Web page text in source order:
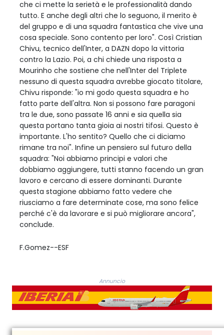
che ci mette la serietà e le professionalità dando
tutto. E anche degli altri che lo seguono, il merito è
del gruppo e di una squadra fantastica che vive una
cosa speciale. Sono contento per loro". Così Cristian
Chivu, tecnico dell'Inter, a DAZN dopo la vittoria
contro la Lazio. Poi, a chi chiede una risposta a
Mourinho che sostiene che nell'Inter del Triplete
nessuno di questa squadra avrebbe giocato titolare,
Chivu risponde: "io mi godo questa squadra e ho
fatto parte dell'altra. Non si possono fare paragoni
tra le due, sono passate 16 anni e sia quella sia
questa portano tanta gioia ai nostri tifosi. Questo è
importante. L'ho sentito? Quello che ci diciamo
rimane tra noi". Infine un pensiero sul futuro della
squadra: "Noi abbiamo principi e valori che
dobbiamo aggiungere, tutti stanno facendo un gran
lavoro e cercano di essere dominanti. Durante
questa stagione abbiamo fatto vedere che
riusciamo a fare determinate cose, ma sono felice
perché c'è da lavorare e si può migliorare ancora",
conclude.
F.Gomez--ESF
Annuncio